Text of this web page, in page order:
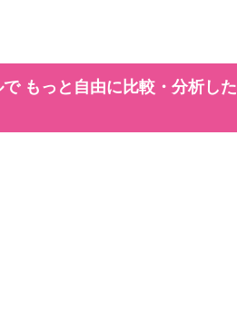
もっと自由に比較・分析した